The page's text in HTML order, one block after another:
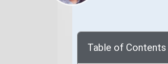
Table of Contents